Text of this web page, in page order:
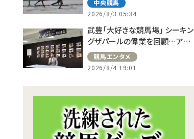
中央競馬
2026/8/3 05:34
武豊「大好きな競馬場」 シーキン
グザパールの偉業を回顧…アス
コット、ドーヴィルへの思い語る
競馬エンタメ
2026/8/4 19:01